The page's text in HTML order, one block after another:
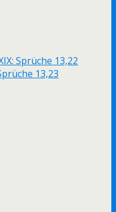
Sprüche 13,22
13,23